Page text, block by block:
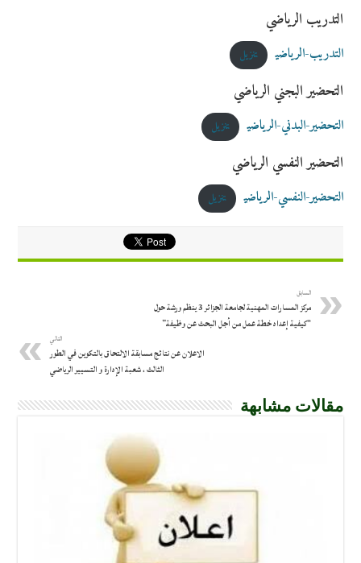
التدريب الرياضي
التدريب-الرياضي تنزيل
التحضير البجني الرياضي
التحضير-البدني-الرياضي تنزيل
التحضير النفسي الرياضي
التحضير-النفسي-الرياضي تنزيل
السابق
مركز المسارات المهنية لجامعة الجزائر 3 ينظم ورشة حول
“كيفية إعداد خطة عمل من أجل البحث عن وظيفة”
التالي
الاعلان عن نتائج مسابقة الالتحاق بالتكوين في الطور
الثالث ، شعبة الإدارة و التسيير الرياضي
مقالات مشابهة